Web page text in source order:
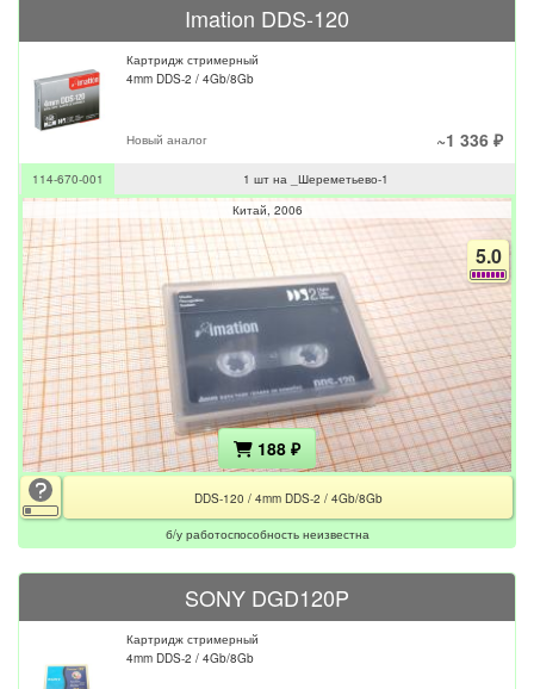
Imation DDS-120
Картридж стримерный
4mm DDS-2 / 4Gb/8Gb
Новый аналог ~1 336 ₽
114-670-001
1 шт на _Шереметьево-1
Китай 2006
5.0
188 ₽
DDS-120 / 4mm DDS-2 / 4Gb/8Gb
б/у работоспособность неизвестна
SONY DGD120P
Картридж стримерный
4mm DDS-2 / 4Gb/8Gb